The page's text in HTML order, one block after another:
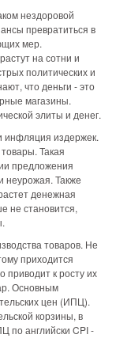
нездоровой
превратиться в
мер.
на сотни и
политических и
что деньги - это
магазины.
элиты и денег.
инфляция издержек.
Такая
предложения
неурожая. Также
денежная
не становится,
товаров. Не
приходится
приводит к росту их
Основным
цен (ИПЦ).
корзины, в
по английски CPI -